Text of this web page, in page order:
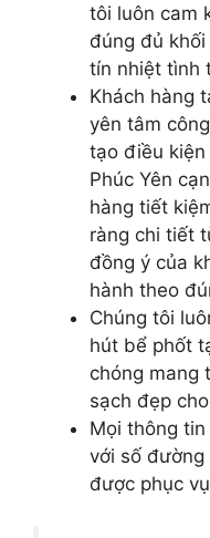
tôi luôn cam
đúng đủ
tín nhiệt tình
Khách hàng
yên tâm
tạo điều
Phúc Yên
hàng tiết
ràng chi tiết
đồng ý của
hành theo
Chúng tôi
hút bể phốt
chóng mang
sạch đẹp
Mọi thông
với số
được phục